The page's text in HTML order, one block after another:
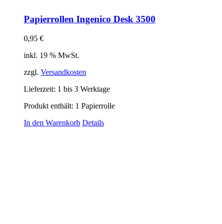
Papierrollen Ingenico Desk 3500
0,95 €
inkl. 19 % MwSt.
zzgl. Versandkosten
Lieferzeit: 1 bis 3 Werktage
Produkt enthält: 1 Papierrolle
In den Warenkorb Details